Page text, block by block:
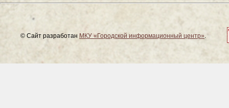
© Сайт разработан МКУ «Городской информационный центр».